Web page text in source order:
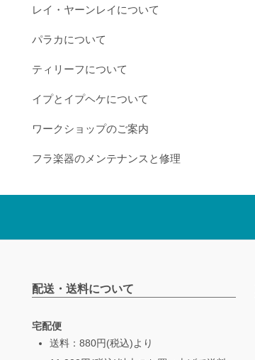
レイ・ヤーンレイについて
パラカについて
ティリーフについて
イプとイプヘケについて
ワークショップのご案内
フラ楽器のメンテナンスと修理
配送・送料について
宅配便
送料：880円(税込)より